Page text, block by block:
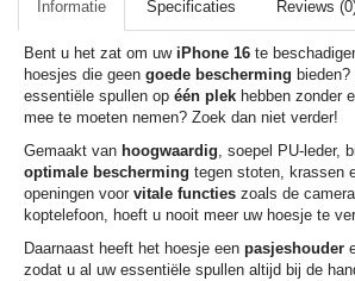
Informatie Specificaties Reviews
Bent u het zat om uw iPhone 16 te
hoesjes die geen goede bescherming
essentiële spullen op één plek hebben zonder
mee te moeten nemen? Zoek dan niet verder!
Gemaakt van hoogwaardig, soepel PU-leder,
optimale bescherming tegen stoten, krassen
openingen voor vitale functies zoals de
koptelefoon, hoeft u nooit meer uw hoesje te
Daarnaast heeft het hoesje een pasjeshouder
zodat u al uw essentiële spullen altijd bij de